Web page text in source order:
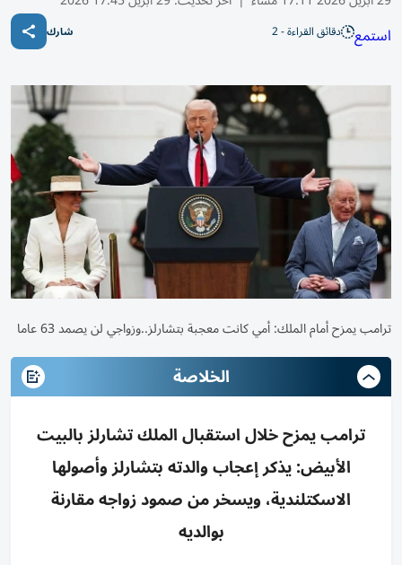
استمع دقائق القراءة - 2 شارك
ترامب يمزح أمام الملك: أمي كانت معجبة بتشارلز..وزواجي لن يصمد 63 عاما
الخلاصة
ترامب يمزح خلال استقبال الملك تشارلز بالبيت
الأبيض: يذكر إعجاب والدته بتشارلز وأصولها
الاسكتلندية، ويسخر من صمود زواجه مقارنة
بوالديه